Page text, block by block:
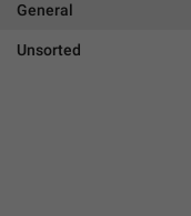
General
Unsorted